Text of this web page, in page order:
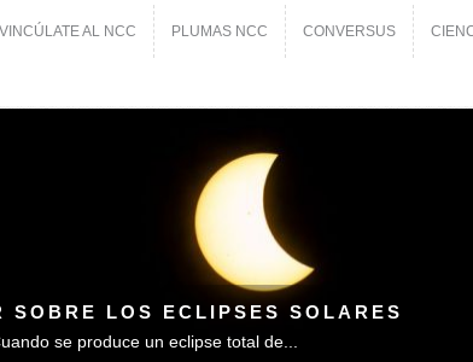
VINCÚLATE AL NCC PLUMAS NCC CONVERSUS
BATE RÉCORDS LOGRA CRIAR
atracción del zoológico belga Pairi...